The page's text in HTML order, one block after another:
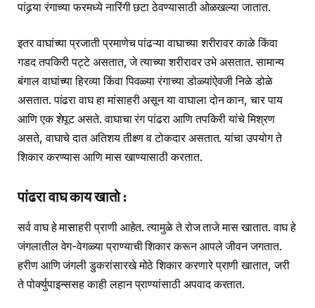
पांढर्‍या रंगाच्या फरमध्ये नारिंगी छटा ठेवण्यासाठी ओळखल्या जातात.
इतर वाघांच्या प्रजाती प्रमाणेच पांढऱ्या वाघाच्या शरीरावर काळे किंवा
गडद तपकिरी पट्टे असतात, जे त्याच्या शरीरावर उभे असतात. सामान्य
बंगाल वाघांच्या हिरव्या किंवा पिवळ्या रंगाच्या डोळ्यांऐवजी निळे डोळे
असतात. पांढरा वाघ हा मांसाहरी असून या वाघाला दोन कान, चार पाय
आणि एक शेपूट असते. वाघाचा रंग पांढरा आणि तपकिरी यांचे मिश्रण
असते, वाघाचे दात अतिशय तीक्ष्ण व टोकदार असतात. यांचा उपयोग ते
शिकार करण्यास आणि मास खाण्यासाठी करतात.
पांढरा वाघ काय खातो :
सर्व वाघ हे मासाहरी प्राणी आहेत. त्यामुळे ते रोज ताजे मास खातात. वाघ हे
जंगलातील वेग-वेगळ्या प्राण्याची शिकार करून आपले जीवन जगतात.
हरीण आणि जंगली डुकरांसारखे मोठे शिकार करणारे प्राणी खातात, जरी
ते पोर्क्युपाइन्ससह काही लहान प्राण्यांसाठी अपवाद करतात.